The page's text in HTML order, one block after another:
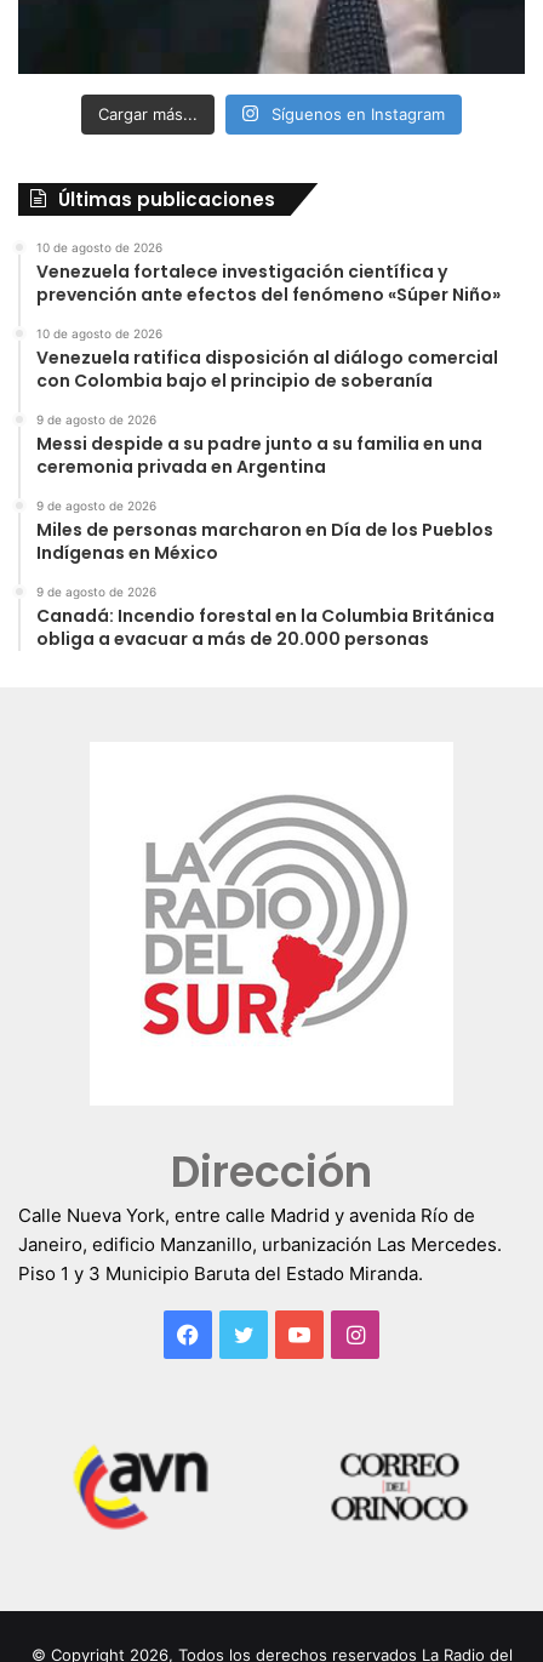
Cargar más... Síguenos en Instagram
Últimas publicaciones
10 de agosto de 2026
Venezuela fortalece investigación científica y
prevención ante efectos del fenómeno «Súper Niño»
10 de agosto de 2026
Venezuela ratifica disposición al diálogo comercial
con Colombia bajo el principio de soberanía
9 de agosto de 2026
Messi despide a su padre junto a su familia en una
ceremonia privada en Argentina
9 de agosto de 2026
Miles de personas marcharon en Día de los Pueblos
Indígenas en México
9 de agosto de 2026
Canadá: Incendio forestal en la Columbia Británica
obliga a evacuar a más de 20.000 personas
Dirección
Calle Nueva York, entre calle Madrid y avenida Río de
Janeiro, edificio Manzanillo, urbanización Las Mercedes.
Piso 1 y 3 Municipio Baruta del Estado Miranda.
Facebook
TwitterYouTubeInstagram
© Copyright 2026, Todos los derechos reservados La Radio del